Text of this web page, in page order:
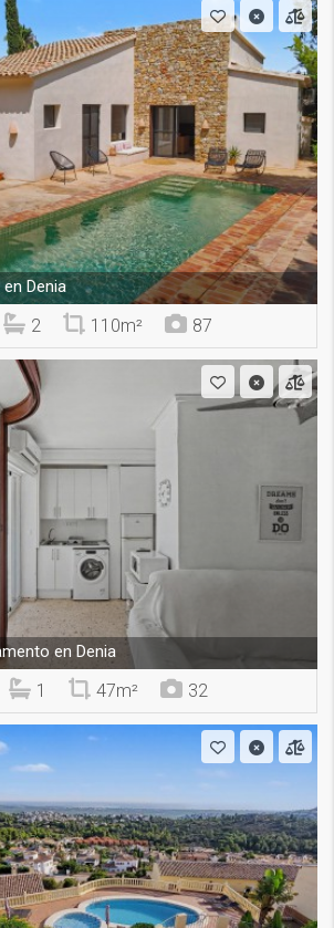
Denia
2 110m² 87
en Denia
1 47m² 32